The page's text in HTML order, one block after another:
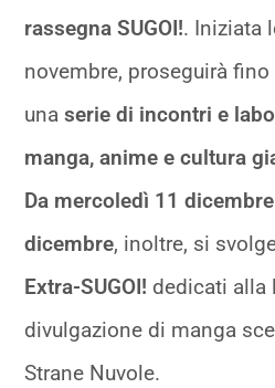
rassegna SUGOI!. Iniziata
novembre, proseguirà
unaserie di incontri e
manga, anime e cultura
Da mercoledì 11
dicembre, inoltre, si
Extra-SUGOI! dedicati alla
divulgazione di manga
Strane Nuvole.